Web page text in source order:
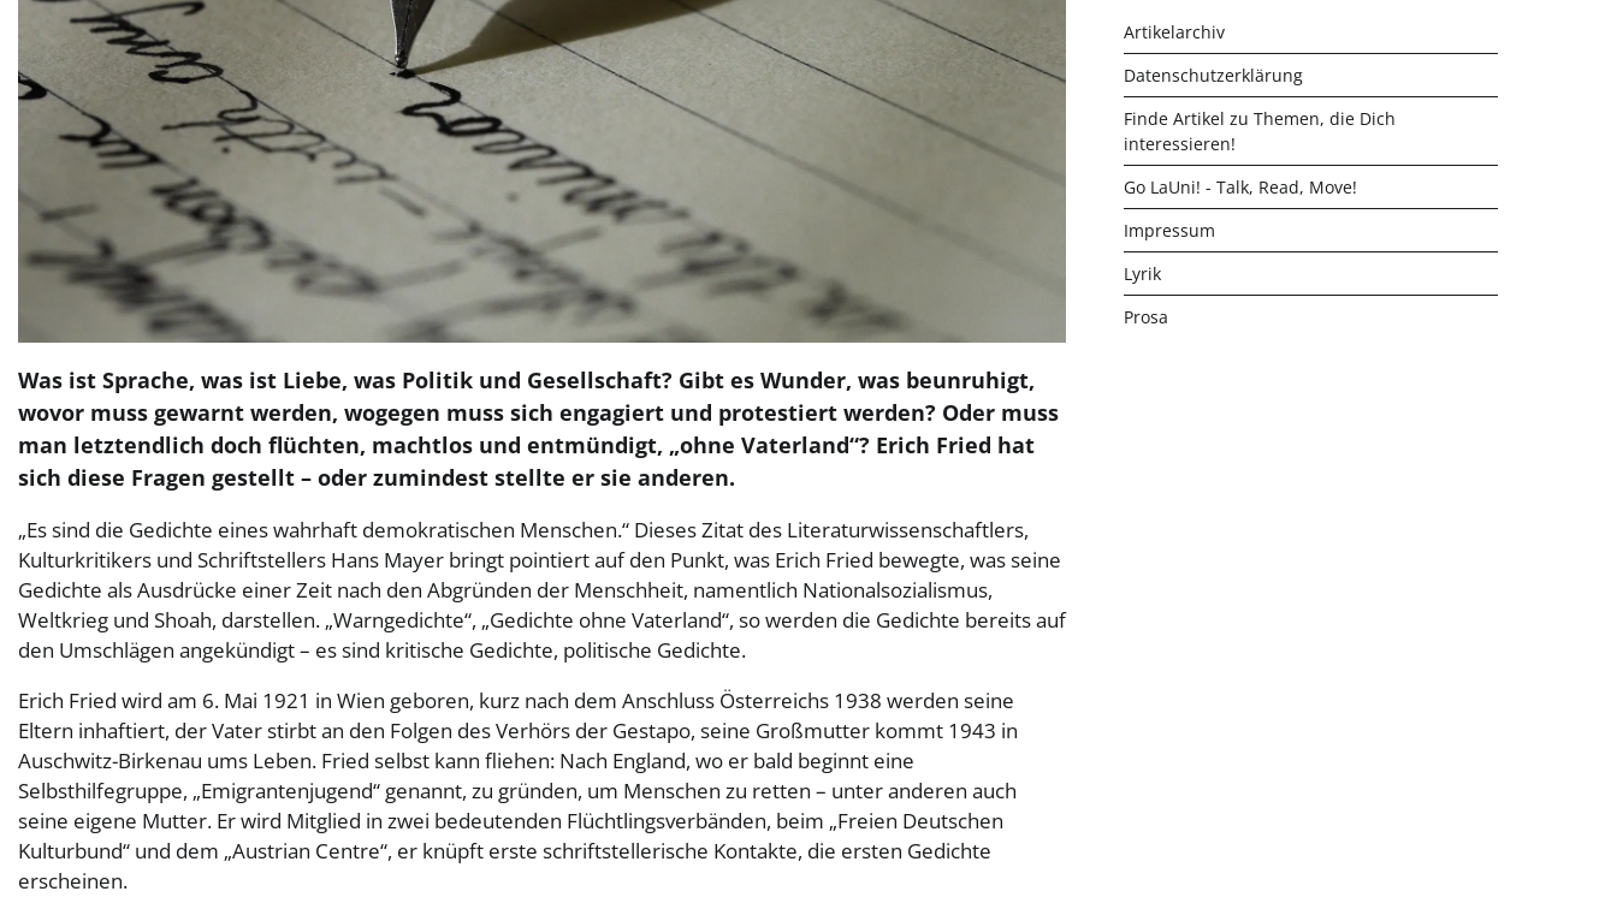
Was ist Sprache, was ist Liebe, was Politik und Gesellschaft? Gibt es Wunder, was beunruhigt,
wovor muss gewarnt werden, wogegen muss sich engagiert und protestiert werden? Oder muss
man letztendlich doch flüchten, machtlos und entmündigt, „ohne Vaterland“? Erich Fried hat
sich diese Fragen gestellt – oder zumindest stellte er sie anderen.
„Es sind die Gedichte eines wahrhaft demokratischen Menschen.“ Dieses Zitat des Literaturwissenschaftlers,
Kulturkritikers und Schriftstellers Hans Mayer bringt pointiert auf den Punkt, was Erich Fried bewegte, was seine
Gedichte als Ausdrücke einer Zeit nach den Abgründen der Menschheit, namentlich Nationalsozialismus,
Weltkrieg und Shoah, darstellen. „Warngedichte“, „Gedichte ohne Vaterland“, so werden die Gedichte bereits auf
den Umschlägen angekündigt – es sind kritische Gedichte, politische Gedichte.
Erich Fried wird am 6. Mai 1921 in Wien geboren, kurz nach dem Anschluss Österreichs 1938 werden seine
Eltern inhaftiert, der Vater stirbt an den Folgen des Verhörs der Gestapo, seine Großmutter kommt 1943 in
Auschwitz-Birkenau ums Leben. Fried selbst kann fliehen: Nach England, wo er bald beginnt eine
Selbsthilfegruppe, „Emigrantenjugend“ genannt, zu gründen, um Menschen zu retten – unter anderen auch
seine eigene Mutter. Er wird Mitglied in zwei bedeutenden Flüchtlingsverbänden, beim „Freien Deutschen
Kulturbund“ und dem „Austrian Centre“, er knüpft erste schriftstellerische Kontakte, die ersten Gedichte
erscheinen.
Artikelarchiv
Datenschutzerklärung
Finde Artikel zu Themen, die Dich
interessieren!
Go LaUni! - Talk, Read, Move!
Impressum
Lyrik
Prosa